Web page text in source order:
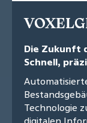
Die Zukunft
Schnell,
Technologie